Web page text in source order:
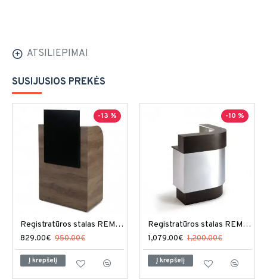
ATSILIEPIMAI
SUSIJUSIOS PREKĖS
-13 %
Registratūros stalas REM Keystone
829.00€ 950.00€
Į krepšelį
-10 %
Registratūros stalas REM Suflo
1,079.00€ 1,200.00€
Į krepšelį